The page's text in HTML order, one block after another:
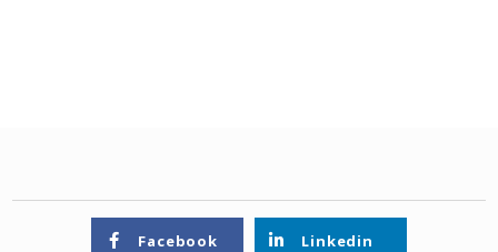
Facebook Linkedin